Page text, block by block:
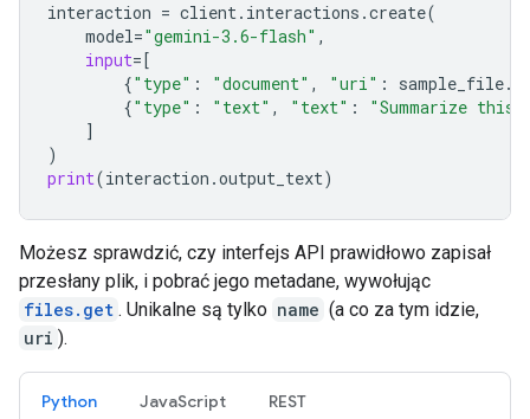
interaction = client. interactions .create(
model="gemini-3.6-flash" ,
input=[
{"type" : "document" , "uri" : sample_file.
{"type" : "text" , "text" :
"Summarize this
]
)
print(interaction .output_text)
Możesz sprawdzić, czy interfejs API prawidłowo zapisał
przesłany plik, i pobrać jego metadane, wywołując
files.get . Unikalne są tylko name (a co za tym idzie,
uri ).
Python JavaScript REST